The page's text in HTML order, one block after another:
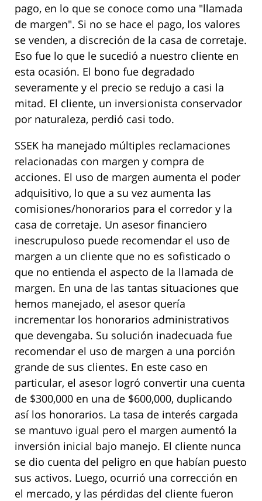
pago, en lo que se conoce como una "llamada
de margen". Si no se hace el pago, los valores
se venden, a discreción de la casa de corretaje.
Eso fue lo que le sucedió a nuestro cliente en
esta ocasión. El bono fue degradado
severamente y el precio se redujo a casi la
mitad. El cliente, un inversionista conservador
por naturaleza, perdió casi todo.
SSEK ha manejado múltiples reclamaciones
relacionadas con margen y compra de
acciones. El uso de margen aumenta el poder
adquisitivo, lo que a su vez aumenta las
comisiones/honorarios para el corredor y la
casa de corretaje. Un asesor financiero
inescrupuloso puede recomendar el uso de
margen a un cliente que no es sofisticado o
que no entienda el aspecto de la llamada de
margen. En una de las tantas situaciones que
hemos manejado, el asesor quería
incrementar los honorarios administrativos
que devengaba. Su solución inadecuada fue
recomendar el uso de margen a una porción
grande de sus clientes. En este caso en
particular, el asesor logró convertir una cuenta
de $300,000 en una de $600,000, duplicando
así los honorarios. La tasa de interés cargada
se mantuvo igual pero el margen aumentó la
inversión inicial bajo manejo. El cliente nunca
se dio cuenta del peligro en que habían puesto
sus activos. Luego, ocurrió una corrección en
el mercado, y las pérdidas del cliente fueron